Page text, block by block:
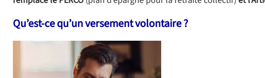
Qu’est-ce qu’un versement volontaire ?